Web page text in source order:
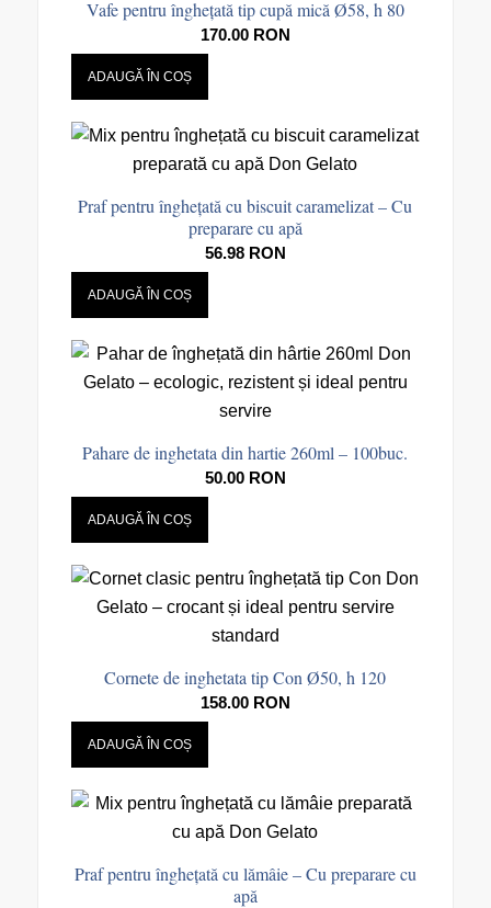
Vafe pentru înghețată tip cupă mică Ø58, h 80
170.00 RON
ADAUGĂ ÎN COȘ
Praf pentru înghețată cu biscuit caramelizat – Cu
preparare cu apă
56.98 RON
ADAUGĂ ÎN COȘ
Pahare de inghetata din hartie 260ml – 100buc.
50.00 RON
ADAUGĂ ÎN COȘ
Cornete de inghetata tip Con Ø50, h 120
158.00 RON
ADAUGĂ ÎN COȘ
Praf pentru înghețată cu lămâie – Cu preparare cu
apă